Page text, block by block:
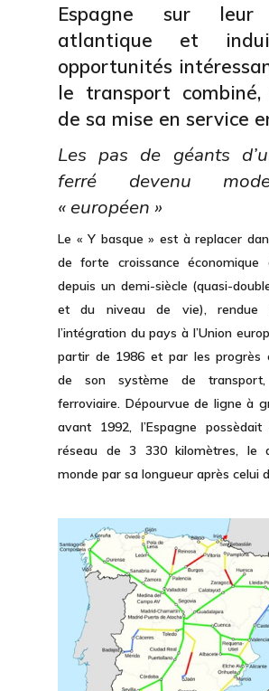
Espagne sur leur
atlantique et
opportunités
le transport
de sa mise en service
Les pas de géants
ferré devenu
« européen »
Le « Y basque » est à replacer
de forte croissance économique
depuis un demi-siècle (quasi-
et du niveau de vie), rendue
l’intégration du pays à l’Union
partir de 1986 et par lesprogrès
de son système de transport,
ferroviaire. Dépourvue de ligne à
avant 1992, l’Espagne
réseau de 3 330 kilomètres, le
monde par sa longueur après celui